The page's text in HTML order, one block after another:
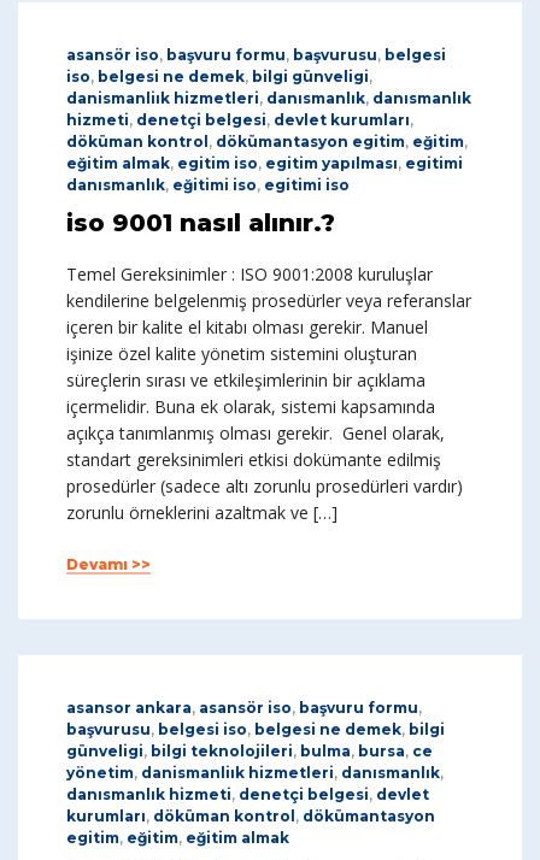
asansör iso, başvuru formu, başvurusu, belgesi
iso, belgesi ne demek, bilgi günveligi,
danismanliık hizmetleri, danısmanlık, danısmanlık
hizmeti, denetçi belgesi, devlet kurumları,
döküman kontrol , dökümantasyon egitim, eğitim,
eğitim almak, egitim iso, egitim yapılması, egitimi
danısmanlık, eğitimi iso, egitimi iso
iso 9001 nasıl alınır.?
Temel Gereksinimler : ISO 9001:2008 kuruluşlar
kendilerine belgelenmiş prosedürler veya referanslar
içeren bir kalite el kitabı olması gerekir. Manuel
işinize özel kalite yönetim sistemini oluşturan
süreçlerin sırası ve etkileşimlerinin bir açıklama
içermelidir. Buna ek olarak, sistemi kapsamında
açıkça tanımlanmış olması gerekir. Genel olarak,
standart gereksinimleri etkisi dokümante edilmiş
prosedürler (sadece altı zorunlu prosedürleri vardır)
zorunlu örneklerini azaltmak ve […]
Devamı >>
asansor ankara, asansör iso, başvuru formu,
başvurusu, belgesi iso, belgesi ne demek, bilgi
günveligi, bilgi teknolojileri, bulma, bursa, ce
yönetim, danismanliık hizmetleri, danısmanlık,
danısmanlık hizmeti, denetçi belgesi, devlet
kurumları, döküman kontrol , dökümantasyon
egitim, eğitim, eğitim almak